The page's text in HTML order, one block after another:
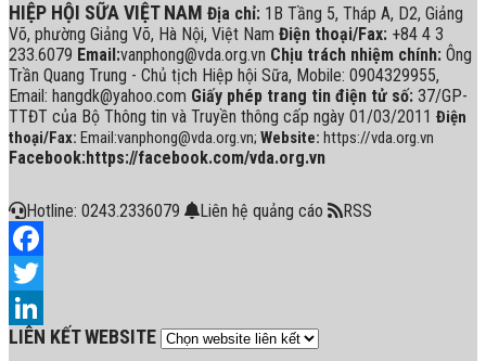
HIỆP HỘI SỮA VIỆT NAM Địa chỉ: 1B Tầng 5, Tháp A, D2, Giảng
Võ, phường Giảng Võ, Hà Nội, Việt Nam Điện thoại/Fax: +84 4 3
233.6079 Email:vanphong@vda.org.vn Chịu trách nhiệm chính: Ông
Trần Quang Trung - Chủ tịch Hiệp hội Sữa, Mobile: 0904329955,
Email: hangdk@yahoo.com Giấy phép trang tin điện tử số: 37/GP-
TTĐT của Bộ Thông tin và Truyền thông cấp ngày 01/03/2011 Điện
thoại/Fax: Email:vanphong@vda.org.vn; Website: https://vda.org.vn
Facebook:https://facebook.com/vda.org.vn
Hotline: 0243.2336079 Liên hệ quảng cáo RSS
Facebook
Twitter
LinkedIn
LIÊN KẾT WEBSITE